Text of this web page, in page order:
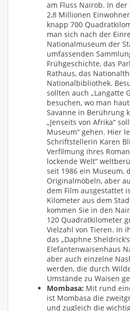
am Fluss Nairob. In
2,8 Millionen
knapp 700
man sich nach der
Nationalmuseum der
umfassenden
Frühgeschichte, das
Rathaus, das
Nationalbibliothek.
sollten auch „Langatte
besuchen, wo man
Savanne in Berührung
„Jenseits von Afrika“
Museum“ gehen. Hier
Schriftstellerin Karen
Verfilmung ihres
lockende Welt“
seit 1986 ein Museum,
Originalmöbeln, aber
dem Film ausgestattet
Kilometer aus dem
kommen Sie in den
120 Quadratkilometer
Vielzahl von Tieren. In
das „Daphne
Elefantenwaisenhaus
aber auch einzelne
werden, die durch
Umstände zu Waisen
Mombasa: Mit rund
ist Mombasa die
und zugleich die